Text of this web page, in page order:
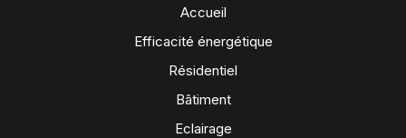
Accueil
Efficacité énergétique
Résidentiel
Bâtiment
Eclairage